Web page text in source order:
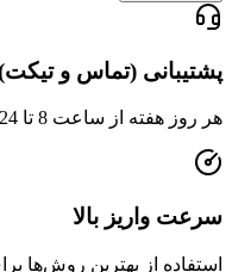
پشتیبانی (تماس و
هر روز هفته از ساعت 8 تا 24 (حتی روزهای تعطیل)
سرعت واریز بالا
استفاده از بهترین روش‌ها